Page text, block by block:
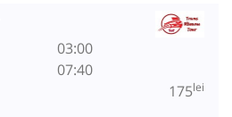
03:00
07:40
175lei